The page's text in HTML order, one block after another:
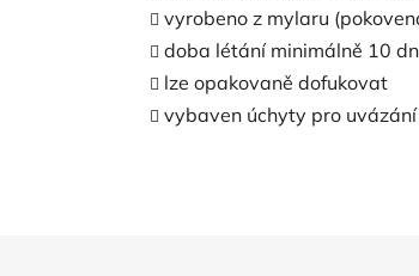
vyrobeno z mylaru
doba létání minimálně 10
lze opakovaně dofukovat
vybaven úchyty pro uvázání